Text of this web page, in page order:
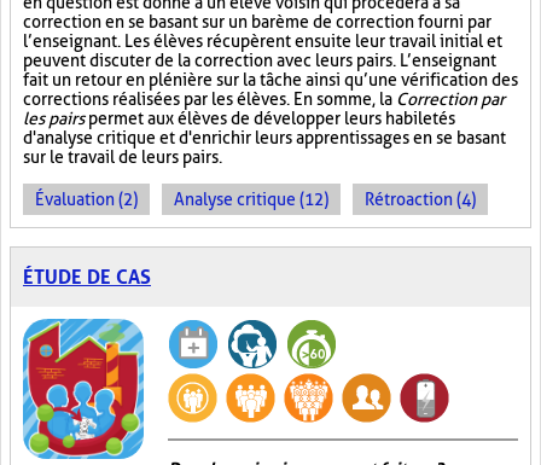
correction en se basant sur un barème de correction fourni par
l’enseignant. Les élèves récupèrent ensuite leur travail initial et
peuvent discuter de la correction avec leurs pairs. L’enseignant
fait un retour en plénière sur la tâche ainsi qu’une vérification des
corrections réalisées par les élèves. En somme, la Correction par
les pairspermet aux élèves de développer leurs habiletés
d'analyse critique et d'enrichir leurs apprentissages en se basant
sur le travail de leurs pairs.
Évaluation (2) Analyse critique (12) Rétroaction (4)
ÉTUDE DE CAS